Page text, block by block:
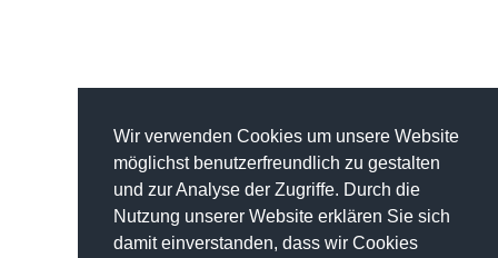
Wir verwenden Cookies um unsere Website
möglichst benutzerfreundlich zu gestalten
und zur Analyse der Zugriffe. Durch die
Nutzung unserer Website erklären Sie sich
damit einverstanden, dass wir Cookies